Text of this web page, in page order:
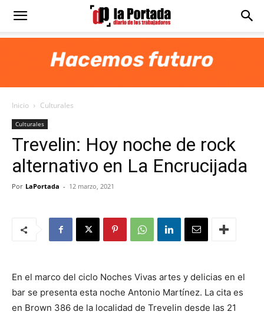
Diario
Portada
Inicio Culturales
Culturales
Trevelin: Hoy noche de rock
alternativo en La Encrucijada
Por LaPortada - 12 marzo, 2021
En el marco del ciclo Noches Vivas artes y delicias en el
bar se presenta esta noche Antonio Martínez. La cita es
en Brown 386 de la localidad de Trevelin desde las 21